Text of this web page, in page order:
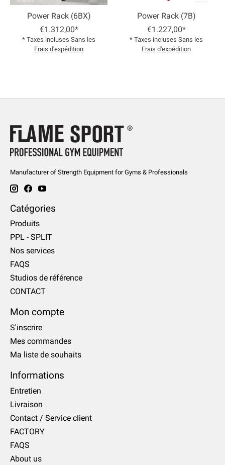
Power Rack (6BX)
€1.312,00*
* Taxes incluses Sans les
Frais d'expédition
Power Rack (7B)
€1.227,00*
* Taxes incluses Sans les
Frais d'expédition
Manufacturer of Strength Equipment for Gyms & Professionals
Catégories
Produits
PPL - SPLIT
Nos services
FAQS
Studios de référence
CONTACT
Mon compte
S'inscrire
Mes commandes
Ma liste de souhaits
Informations
Entretien
Livraison
Contact / Service client
FACTORY
FAQS
About us